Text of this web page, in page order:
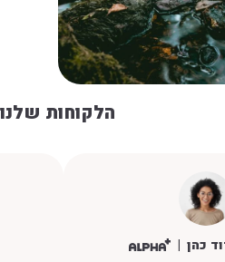
הלקוחות
כהן